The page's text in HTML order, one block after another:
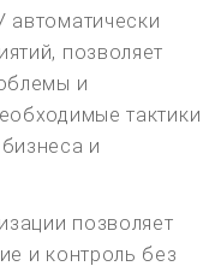
автоматически
позволяет
и
тактики
и
позволяет
и контроль без